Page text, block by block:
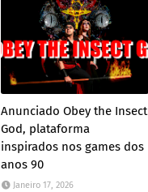
Anunciado Obey the Insect
God, plataforma
inspirados nos games dos
anos 90
Janeiro 17, 2026